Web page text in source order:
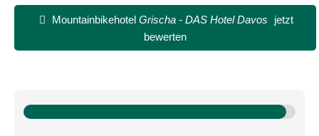
Mountainbikehotel Grischa - DAS Hotel Davos
jetzt
bewerten